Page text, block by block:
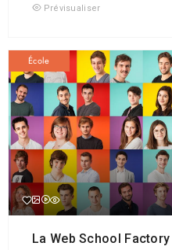
Prévisualiser
École
La Web School Factory